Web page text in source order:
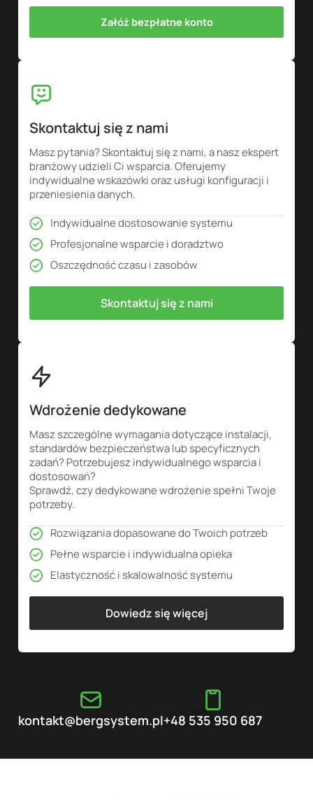
Załóż bezpłatne konto
Skontaktuj się z nami
Masz pytania? Skontaktuj się z nami, a nasz ekspert
branżowy udzieli Ci wsparcia. Oferujemy
indywidualne wskazówki oraz usługi konfiguracji i
przeniesienia danych.
Indywidualne dostosowanie systemu
Profesjonalne wsparcie i doradztwo
Oszczędność czasu i zasobów
Skontaktuj się z nami
Wdrożenie dedykowane
Masz szczególne wymagania dotyczące instalacji,
standardów bezpieczeństwa lub specyficznych
zadań? Potrzebujesz indywidualnego wsparcia i
dostosowań?
Sprawdź, czy dedykowane wdrożenie spełni Twoje
potrzeby.
Rozwiązania dopasowane do Twoich potrzeb
Pełne wsparcie i indywidualna opieka
Elastyczność i skalowalność systemu
Dowiedz się więcej
kontakt@bergsystem.pl+48 535 950 687